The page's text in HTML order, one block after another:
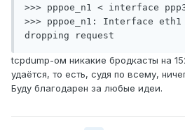
>>> pppoe_n1 < interface
>>> pppoe_n1: Interface
dropping request
tcpdump-ом никакие бродкасты на
удаётся, то есть, судя по всему,
Буду благодарен за любые идеи.